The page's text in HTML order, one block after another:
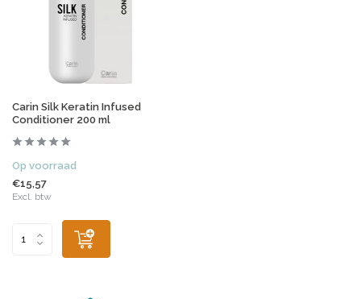
Carin Silk Keratin Infused
Conditioner 200 ml
Op voorraad
€15,57
Excl. btw